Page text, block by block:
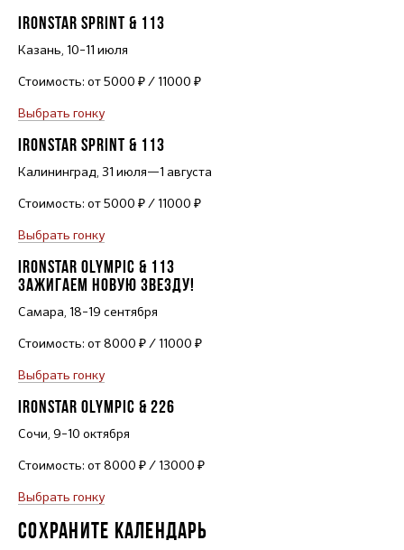
IRONSTAR SPRINT & 113
Казань, 10–11 июля
Стоимость: от 5000 ₽ / 11000 ₽
Выбрать гонку
IRONSTAR SPRINT & 113
Калининград, 31 июля—1 августа
Стоимость: от 5000 ₽ / 11000 ₽
Выбрать гонку
IRONSTAR OLYMPIC & 113
ЗАЖИГАЕМ НОВУЮ ЗВЕЗДУ!
Самара, 18–19 сентября
Стоимость: от 8000 ₽ / 11000 ₽
Выбрать гонку
IRONSTAR OLYMPIC & 226
Сочи, 9–10 октября
Стоимость: от 8000 ₽ / 13000 ₽
Выбрать гонку
СОХРАНИТЕ КАЛЕНДАРЬ